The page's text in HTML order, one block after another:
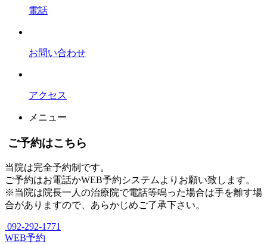
電話
お問い合わせ
アクセス
メニュー
ご予約はこちら
当院は完全予約制です。
ご予約はお電話かWEB予約システムよりお願い致します。
※当院は院長一人の治療院で電話等鳴った場合は手を離す場
合がありますので、あらかじめご了承下さい。
092-292-1771
WEB予約